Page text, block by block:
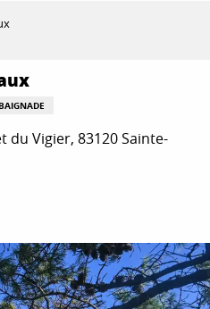
du Vigier, 83120 Sainte-